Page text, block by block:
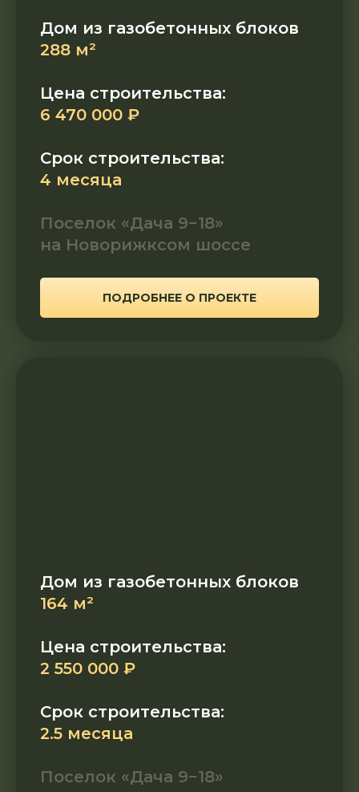
Дом из газобетонных блоков
288 м²
Цена строительства:
6 470 000 ₽
Срок строительства:
4 месяца
Поселок «Дача 9−18»
на Новорижксом шоссе
ПОДРОБНЕЕ О ПРОЕКТЕ
Дом из газобетонных блоков
164 м²
Цена строительства:
2 550 000 ₽
Срок строительства:
2.5 месяца
Поселок «Дача 9−18»